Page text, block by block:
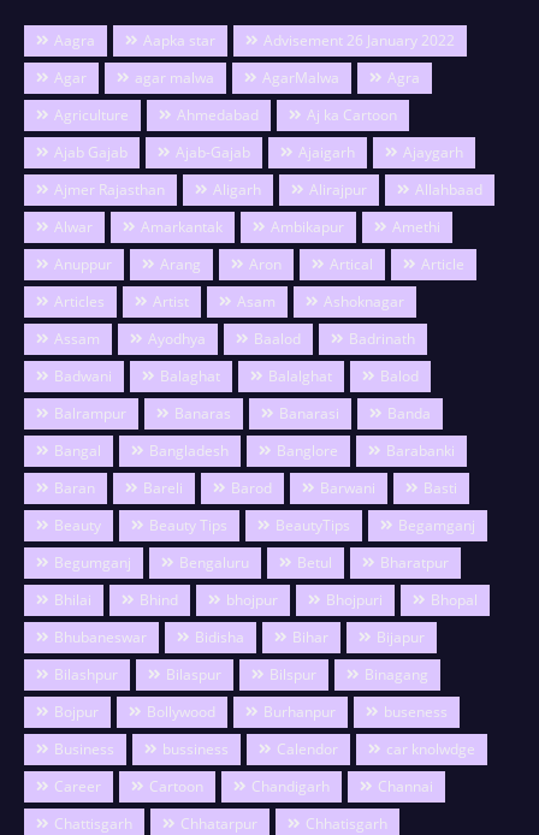
Aagra Aapka star
Advisement 26 January 2022
Agar
agar malwa AgarMalwa
Agra
Agriculture
Ahmedabad
Aj ka Cartoon
Ajab Gajab
Ajab-Gajab Ajaigarh
Ajaygarh
Ajmer Rajasthan
Aligarh Alirajpur
Allahbaad
Alwar
Amarkantak Ambikapur
Amethi
Anuppur
Arang Aron Artical
Article
Articles
Artist Asam
Ashoknagar
Assam
Ayodhya Baalod
Badrinath
Badwani
Balaghat Balalghat
Balod
Balrampur
Banaras Banarasi
Banda
Bangal
Bangladesh Banglore
Barabanki
Baran
Bareli Barod Barwani
Basti
Beauty
Beauty Tips BeautyTips
Begamganj
Begumganj
Bengaluru Betul
Bharatpur
Bhilai
Bhind bhojpur Bhojpuri
Bhopal
Bhubaneswar
Bidisha Bihar
Bijapur
Bilashpur
Bilaspur Bilspur
Binagang
Bojpur
Bollywood Burhanpur
buseness
Business
bussiness Calendor
car knolwdge
Career
Cartoon Chandigarh
Channai
Chattisgarh
Chhatarpur
Chhatisgarh